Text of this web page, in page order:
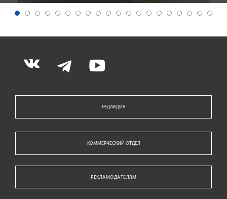
РЕДАКЦИЯ
КОММЕРЧЕСКИЙ ОТДЕЛ
РЕКЛАМОДАТЕЛЯМ